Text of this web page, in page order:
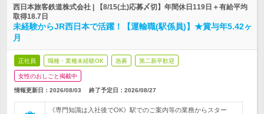
西日本旅客鉄道株式会社 | 【8/15(土)応募〆切】年間休日119日＋有給平均
取得18.7日
未経験からJR西日本で活躍！【運輸職(駅係員)】★賞与年5.42ヶ
月
正社員 職種・業種未経験OK 急募 第二新卒歓迎
女性のおしごと掲載中
情報更新日：2026/08/03 終了予定日： 2026/08/27
《専門知識は入社後でOK》駅でのご案内等の業務からスター